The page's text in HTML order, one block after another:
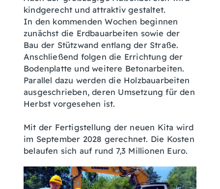
kindgerecht und attraktiv gestaltet.
In den kommenden Wochen beginnen
zunächst die Erdbauarbeiten sowie der
Bau der Stützwand entlang der Straße.
Anschließend folgen die Errichtung der
Bodenplatte und weitere Betonarbeiten.
Parallel dazu werden die Holzbauarbeiten
ausgeschrieben, deren Umsetzung für den
Herbst vorgesehen ist.
Mit der Fertigstellung der neuen Kita wird
im September 2028 gerechnet. Die Kosten
belaufen sich auf rund 7,3 Millionen Euro.